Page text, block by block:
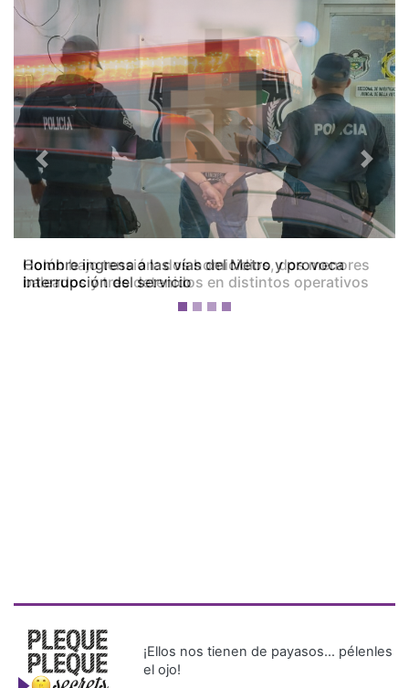
Colón bajo tensión: dos homicidios, dos menores
baleados y tres detenidos en distintos operativos
Previous Next
¡Ellos nos tienen de payasos… pélenles
el ojo!